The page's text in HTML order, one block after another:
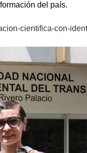
del país.
cientifica-con-